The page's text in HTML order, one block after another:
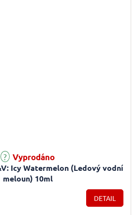
Icy Watermelon (Ledový vodní
meloun) 10ml
Vyprodáno
DETAIL